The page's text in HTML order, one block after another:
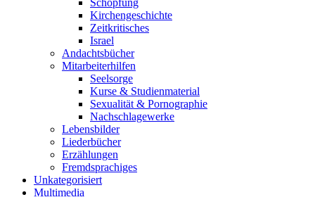
Schöpfung
Kirchengeschichte
Zeitkritisches
Israel
Andachtsbücher
Mitarbeiterhilfen
Seelsorge
Kurse & Studienmaterial
Sexualität & Pornographie
Nachschlagewerke
Lebensbilder
Liederbücher
Erzählungen
Fremdsprachiges
Unkategorisiert
Multimedia